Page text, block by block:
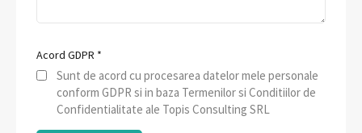
Acord GDPR *
Sunt de acord cu procesarea datelor mele personale
conform GDPR si in baza Termenilor si Conditiilor de
Confidentialitate ale Topis Consulting SRL